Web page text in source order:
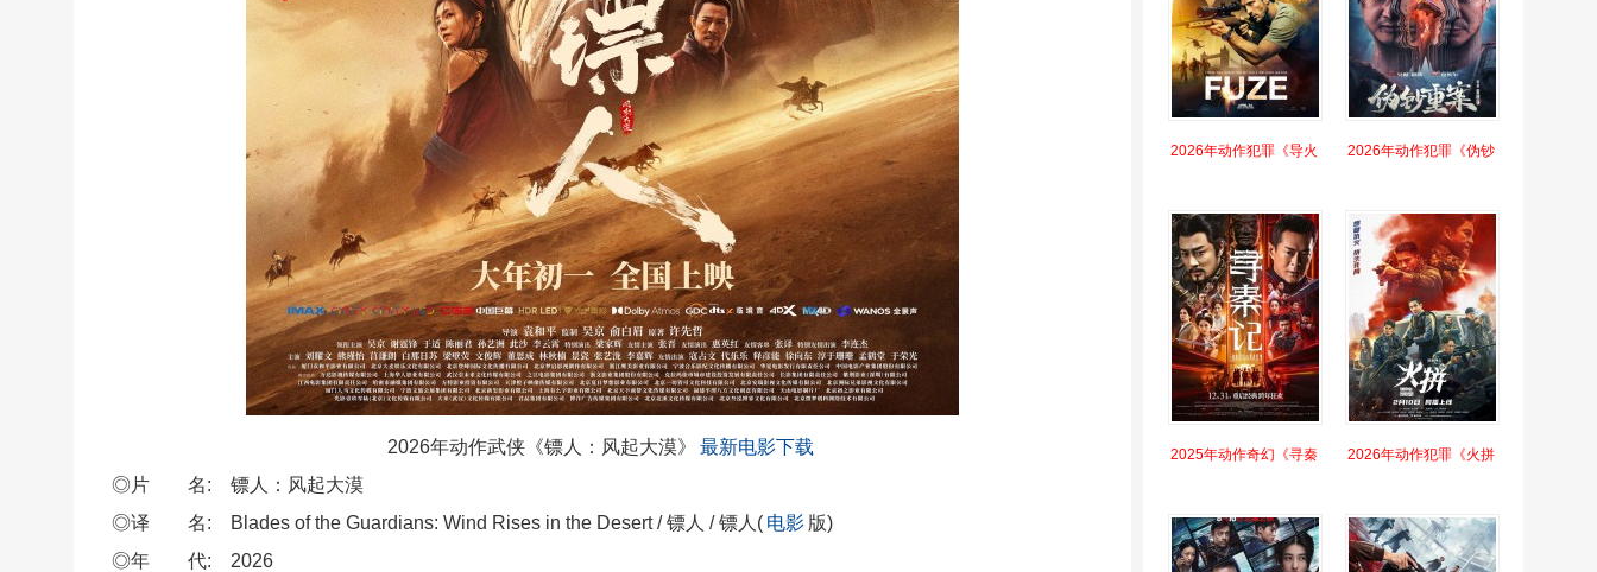
2026年动作武侠《镖人：风起大漠》
最新电影下载
◎片 名: 镖人：风起大漠
◎译 名: Blades of the Guardians: Wind Rises in the Desert / 镖人 / 镖人( 电影 版)
◎年 代: 2026
2026年动作犯罪《导火 2026年动作犯罪《伪钞
2025年动作奇幻《寻秦 2026年动作犯罪《火拼